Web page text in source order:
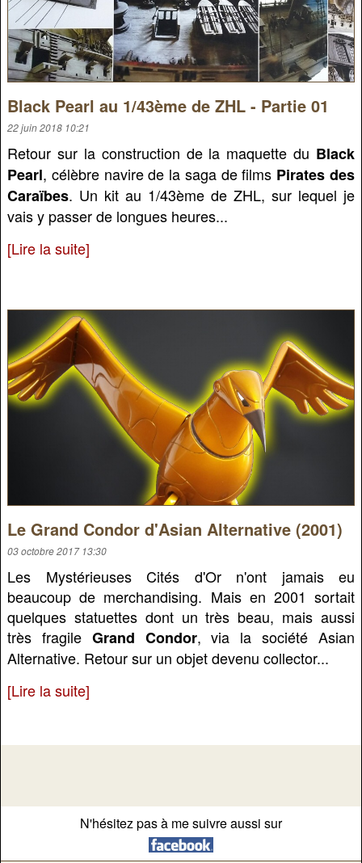
Black Pearl au 1/43ème de ZHL - Partie 01
22 juin 2018 10:21
Retour sur la construction de la maquette du Black
Pearl, célèbre navire de la saga de films Pirates des
Caraïbes. Un kit au 1/43ème de ZHL, sur lequel je
vais y passer de longues heures...
[Lire la suite]
Le Grand Condor d'Asian Alternative (2001)
03 octobre 2017 13:30
Les Mystérieuses Cités d'Or n'ont jamais eu
beaucoup de merchandising. Mais en 2001 sortait
quelques statuettes dont un très beau, mais aussi
très fragile Grand Condor, via la société Asian
Alternative. Retour sur un objet devenu collector...
[Lire la suite]
N'hésitez pas à me suivre aussi sur